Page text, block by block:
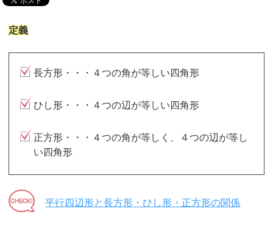
定義
長方形・・・４つの角が等しい四角形
ひし形・・・４つの辺が等しい四角形
正方形・・・４つの角が等しく、４つの辺が等し
い四角形
平行四辺形と長方形・ひし形・正方形の関係